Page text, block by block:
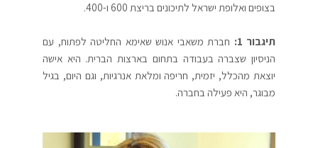
בצופים ואלופת ישראל לתיכונים בריצת 600 ו-400.
תיגבור 1:
חברת משאבי אנוש שאימא החליטה לפתוח, עם
הניסיון שצברה בעבודה בתחום בארצות הברית. היא אישה
יוצאת מהכלל, יזמית, חריפה ומלאת אנרגיות, וגם היום, בגיל
מבוגר, היא פעילה בחברה.